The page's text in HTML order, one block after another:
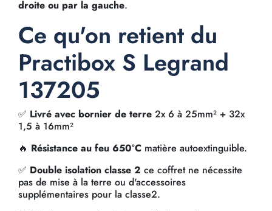
droite ou par la gauche.
Ce qu'on retient du
Practibox S Legrand
137205
✅ Livré avec bornier de terre 2x 6 à 25mm² + 32x
1,5 à 16mm²
🔥 Résistance au feu 650°C matière autoextinguible.
✅ Double isolation classe 2 ce coffret ne nécessite
pas de mise à la terre ou d'accessoires
supplémentaires pour la classe2.